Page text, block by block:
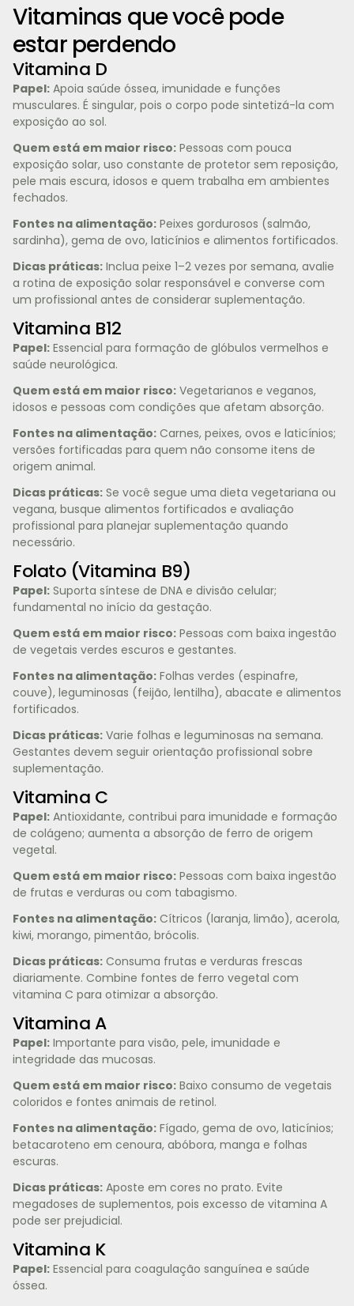
Vitaminas que você pode
estar perdendo
Vitamina D
Papel: Apoia saúde óssea, imunidade e funções
musculares. É singular, pois o corpo pode sintetizá-la com
exposição ao sol.
Quem está em maior risco: Pessoas com pouca
exposição solar, uso constante de protetor sem reposição,
pele mais escura, idosos e quem trabalha em ambientes
fechados.
Fontes na alimentação: Peixes gordurosos (salmão,
sardinha), gema de ovo, laticínios e alimentos fortificados.
Dicas práticas: Inclua peixe 1–2 vezes por semana, avalie
a rotina de exposição solar responsável e converse com
um profissional antes de considerar suplementação.
Vitamina B12
Papel: Essencial para formação de glóbulos vermelhos e
saúde neurológica.
Quem está em maior risco: Vegetarianos e veganos,
idosos e pessoas com condições que afetam absorção.
Fontes na alimentação: Carnes, peixes, ovos e laticínios;
versões fortificadas para quem não consome itens de
origem animal.
Dicas práticas: Se você segue uma dieta vegetariana ou
vegana, busque alimentos fortificados e avaliação
profissional para planejar suplementação quando
necessário.
Folato (Vitamina B9)
Papel: Suporta síntese de DNA e divisão celular;
fundamental no início da gestação.
Quem está em maior risco: Pessoas com baixa ingestão
de vegetais verdes escuros e gestantes.
Fontes na alimentação: Folhas verdes (espinafre,
couve), leguminosas (feijão, lentilha), abacate e alimentos
fortificados.
Dicas práticas: Varie folhas e leguminosas na semana.
Gestantes devem seguir orientação profissional sobre
suplementação.
Vitamina C
Papel: Antioxidante, contribui para imunidade e formação
de colágeno; aumenta a absorção de ferro de origem
vegetal.
Quem está em maior risco: Pessoas com baixa ingestão
de frutas e verduras ou com tabagismo.
Fontes na alimentação: Cítricos (laranja, limão), acerola,
kiwi, morango, pimentão, brócolis.
Dicas práticas: Consuma frutas e verduras frescas
diariamente. Combine fontes de ferro vegetal com
vitamina C para otimizar a absorção.
Vitamina A
Papel: Importante para visão, pele, imunidade e
integridade das mucosas.
Quem está em maior risco: Baixo consumo de vegetais
coloridos e fontes animais de retinol.
Fontes na alimentação: Fígado, gema de ovo, laticínios;
betacaroteno em cenoura, abóbora, manga e folhas
escuras.
Dicas práticas: Aposte em cores no prato. Evite
megadoses de suplementos, pois excesso de vitamina A
pode ser prejudicial.
Vitamina K
Papel: Essencial para coagulação sanguínea e saúde
óssea.